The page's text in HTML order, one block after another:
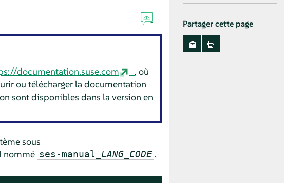
documentation.suse.com
, où
ou télécharger la documentation
sont disponibles dans la version en
sous
nommé ses-manual_ LANG_CODE .
Partager cette page